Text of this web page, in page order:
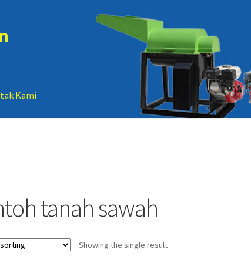
Kami
tanah sawah
Showing the single result